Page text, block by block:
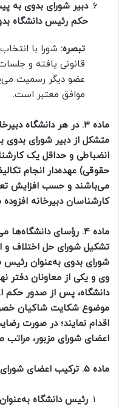
دبیر شورای بدوی به
حکم رئیس دانشگاه
تبصره: شورا با
قانونی یافته و
عضو دیگر رسمیت
موافق معتبر است.
ماده 3. در هر دانشگاه
متشکل از دبیر شورای بدوی
انضباطی و حداقل یک
حقوقی) عهده‌دار انجام
می‌باشند و حسب افزایش
کارشناسان دبیرخانه
ماده 4. رؤسای
تشکیل شورای حل اختلاف و
شورای بدوی به‌عنوان رئیس
وی و یکی از معاونان دفتر
دانشگاه، پس از صدور حکم
موضوع شکایت شاکیان
اقدام نمایند؛ در صورت
اعضای شورای مزبور،
ماده 5. ترکیب اعضای شورای
رئیس دانشگاه